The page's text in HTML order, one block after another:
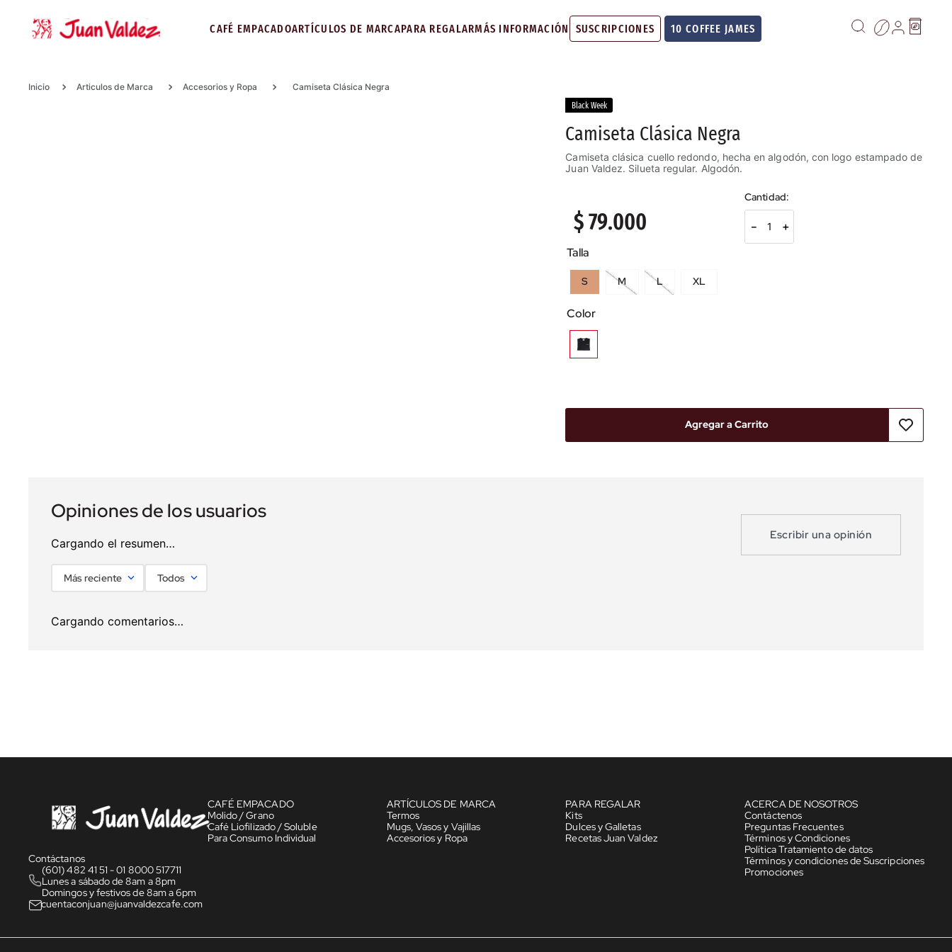
CAFÉ EMPACADOARTÍCULOS DE MARCAPARA REGALARMÁS INFORMACIÓN SUSCRIPCIONES 10 COFFEE JAMES
Articulos de Marca Accesorios y Ropa Camiseta Clásica Negra
Black Week
Camiseta Clásica Negra
Camiseta clásica cuello redondo, hecha en algodón, con logo estampado de
Juan Valdez. Silueta regular. Algodón.
$79.000 ＋
－
Color
Talla
S M L XL
Agregar a Carrito
Cargando el resumen…
Escribir una opinión
Más reciente Todos
Cargando comentarios…
Contáctanos
(601) 482 41 51 - 01 8000 517711
Lunes a sábado de 8am a 8pm
Domingos y festivos de 8am a 6pm
cuentaconjuan@juanvaldezcafe.com
CAFÉ EMPACADO
Molido / Grano
Café Liofilizado / Soluble
Para Consumo Individual
ARTÍCULOS DE MARCA
Termos
Mugs, Vasos y Vajillas
Accesorios y Ropa
PARA REGALAR
Kits
Dulces y Galletas
Recetas Juan Valdez
ACERCA DE NOSOTROS
Contáctenos
Preguntas Frecuentes
Términos y Condiciones
Política Tratamiento de datos
Términos y condiciones de Suscripciones
Promociones